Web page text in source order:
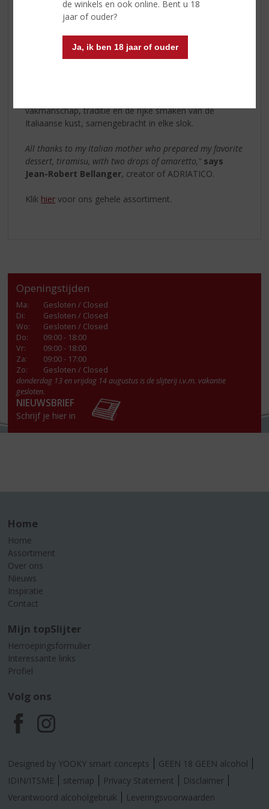
de winkels en ook online. Bent u 18
jaar of ouder?
Ja, ik ben 18 jaar of ouder
Als tegenhanger biedt de witte Crushed Almonds
Bianco een zijdezachte melklikeur van 16% alcohol,
gemaakt van geweekte en geplette witte amandelen.
Lactosevrij en met florale, zachte tonen, is ook deze
vakmanschap, traditie en de rijke smaken van de
Italiaanse kust, samengebracht in elke slok.
All thanks to my Italian mother who prepared my favorite
dessert, tiramisu, with two drops of amaretto," says
Jean-Robert Bellanger, creator of ADRIATICO.
Klik hier voor ons gehele assortiment.
Openingstijden
Ma:
Gesloten / Closed
Di:
Gesloten / Closed
Wo:
Gesloten / Closed
Do:
09:00 - 18:00
Vr:
09:00 - 18:00
Za:
09:00 - 17:00
Zo:
Gesloten / Closed
donderdag 13 en vrijdag 14 augustus is de slijterij i.v.m. vakantie
gesloten.
NIEUWSBRIEF
Schrijf je hier in
Home
Home
Assortiment
Over ons
Nieuws
Inspiratie
Contact
Mijn topSlijter
Herroepingsformulier
Interessante links
Profiel
Volg ons
F
a
c
I
n
s
Designed by YOOKY smart concepts
GEEN 18 GEEN alcohol
IDIN/ITSME
sitemap Privacy Statement
Disclaimer
Verantwoord alcoholgebruik
Leveringsvoorwaarden